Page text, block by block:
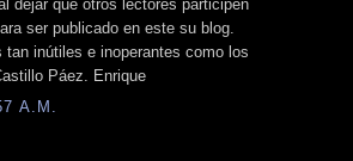
dejar que otros lectores participen
ser publicado en este su blog.
inútiles e inoperantes como los
Páez. Enrique
A.M.